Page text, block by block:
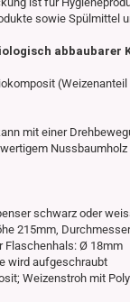
sowie Spülmittel
abbaubarer
mit einer
Nussbaumholz
schwarz oder
215mm,
Flaschenhals: Ø 18mm
wird aufgeschraubt
Weizenstroh mit